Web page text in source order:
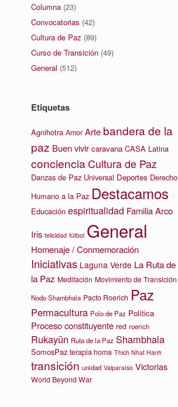
Columna (23)
Convocatorias (42)
Cultura de Paz (89)
Curso de Transición (49)
General (512)
Etiquetas
Agnihotra Amor Arte bandera de la
paz Buen vivir caravana CASA Latina
concienciaCultura de Paz
Danzas de Paz Universal Deportes Derecho
Humano a la Paz Destacamos
Educación espiritualidad Familia Arco
Iris felicidad fútbol General
Homenaje / Conmemoración
Iniciativas Laguna Verde La Ruta de
la Paz Meditación Movimiento de Transición
Nodo Shambhala Pacto Roerich Paz
Permacultura Polo de Paz Política
Proceso constituyente red roerich
Rukayün Ruta de la Paz Shambhala
SomosPaz terapia homa Thich Nhat Hanh
transición unidad Valparaíso Victorias
World Beyond War